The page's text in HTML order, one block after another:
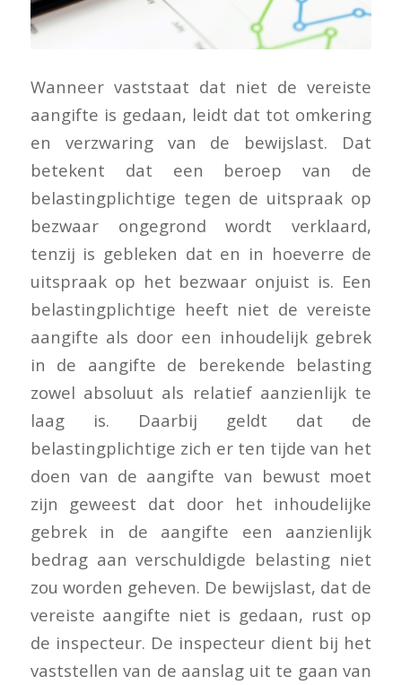
Wanneer vaststaat dat niet de vereiste
aangifte is gedaan, leidt dat tot omkering
en verzwaring van de bewijslast. Dat
betekent dat een beroep van de
belastingplichtige tegen de uitspraak op
bezwaar ongegrond wordt verklaard,
tenzij is gebleken dat en in hoeverre de
uitspraak op het bezwaar onjuist is. Een
belastingplichtige heeft niet de vereiste
aangifte als door een inhoudelijk gebrek
in de aangifte de berekende belasting
zowel absoluut als relatief aanzienlijk te
laag is. Daarbij geldt dat de
belastingplichtige zich er ten tijde van het
doen van de aangifte van bewust moet
zijn geweest dat door het inhoudelijke
gebrek in de aangifte een aanzienlijk
bedrag aan verschuldigde belasting niet
zou worden geheven. De bewijslast, dat de
vereiste aangifte niet is gedaan, rust op
de inspecteur. De inspecteur dient bij het
vaststellen van de aanslag uit te gaan van